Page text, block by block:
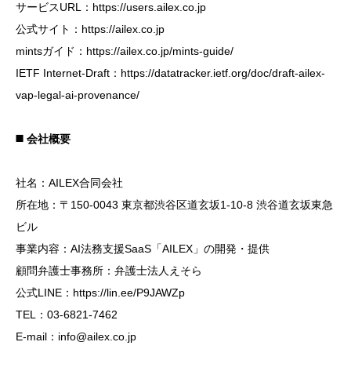
サービスURL：https://users.ailex.co.jp
公式サイト：https://ailex.co.jp
mintsガイド：https://ailex.co.jp/mints-guide/
IETF Internet-Draft：https://datatracker.ietf.org/doc/draft-ailex-
vap-legal-ai-provenance/
◼️ 会社概要
社名：AILEX合同会社
所在地：〒150-0043 東京都渋谷区道玄坂1-10-8 渋谷道玄坂東急
ビル
事業内容：AI法務支援SaaS「AILEX」の開発・提供
顧問弁護士事務所：弁護士法人えそら
公式LINE：https://lin.ee/P9JAWZp
TEL：03-6821-7462
E-mail：info@ailex.co.jp